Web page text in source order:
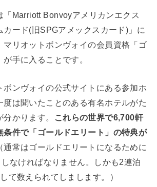
「Marriott Bonvoyアメリカンエクス
カード(旧SPGアメックスカード)」に
マリオットボンヴォイの会員資格「ゴ
手に入ることです。
ボンヴォイの公式サイトにある参加ホ
度は聞いたことのある有名ホテルがた
かります。
これらの世界で6,700軒
条件で「ゴールドエリート」の特典が
（通常はゴールドエリートになるために
なければなりません。しかも2連泊
て数えられてしまします。）